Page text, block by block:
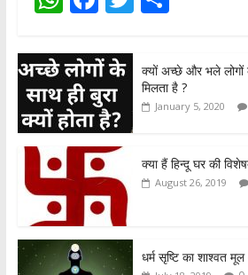
at
s
A
p
p
e
b
o
o
k
itt
er
ar
e
क्यों अच्छे और भले
मिलता है ?
January 5, 2020
क्या हैं हिन्दू घर की
August 26, 2019
धर्म सृष्टि का शाश्वत